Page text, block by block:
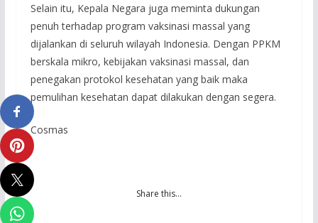
Selain itu, Kepala Negara juga meminta dukungan
penuh terhadap program vaksinasi massal yang
dijalankan di seluruh wilayah Indonesia. Dengan PPKM
berskala mikro, kebijakan vaksinasi massal, dan
penegakan protokol kesehatan yang baik maka
pemulihan kesehatan dapat dilakukan dengan segera.
Cosmas
Share this…